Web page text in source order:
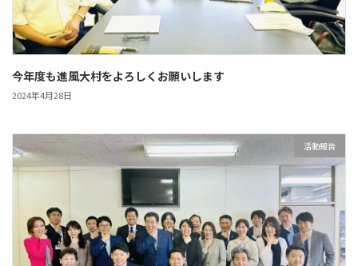
今年度も進風大村をよろしくお願いします
2024年4月28日
活動報告